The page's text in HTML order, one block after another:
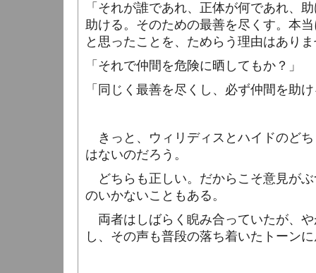
「それが誰であれ、正体が何であれ、
助ける。そのための最善を尽くす。本
と思ったことを、ためらう理由はあり
「それで仲間を危険に晒してもか？」
「同じく最善を尽くし、必ず仲間を助
きっと、ウィリディスとハイドのど
はないのだろう。
どちらも正しい。だからこそ意見が
のいかないこともある。
両者はしばらく睨み合っていたが、
し、その声も普段の落ち着いたトーン